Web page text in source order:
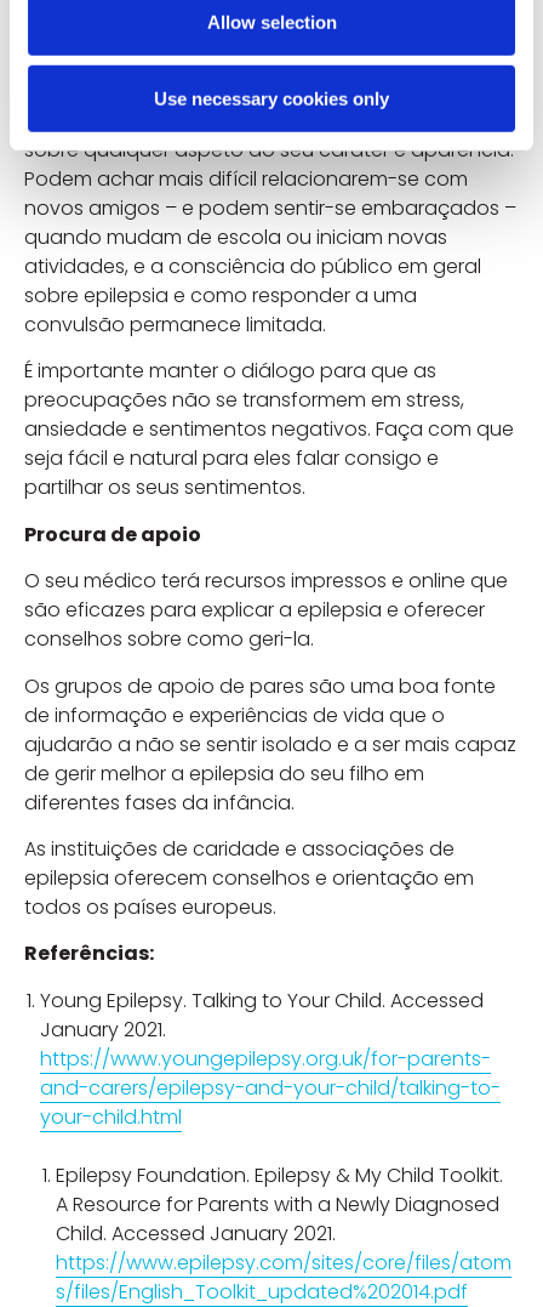
Allow selection
Use necessary cookies only
Adolescência
A adolescência pode ser problemática, uma vez
sobre qualquer aspeto do seu caráter e aparência.
Podem achar mais difícil relacionarem-se com
novos amigos – e podem sentir-se embaraçados –
quando mudam de escola ou iniciam novas
atividades, e a consciência do público em geral
sobre epilepsia e como responder a uma
convulsão permanece limitada.
É importante manter o diálogo para que as
preocupações não se transformem em stress,
ansiedade e sentimentos negativos. Faça com que
seja fácil e natural para eles falar consigo e
partilhar os seus sentimentos.
Procura de apoio
O seu médico terá recursos impressos e online que
são eficazes para explicar a epilepsia e oferecer
conselhos sobre como geri-la.
Os grupos de apoio de pares são uma boa fonte
de informação e experiências de vida que o
ajudarão a não se sentir isolado e a ser mais capaz
de gerir melhor a epilepsia do seu filho em
diferentes fases da infância.
As instituições de caridade e associações de
epilepsia oferecem conselhos e orientação em
todos os países europeus.
Referências:
Young Epilepsy. Talking to Your Child. Accessed
January 2021.
https://www.youngepilepsy.org.uk/for-parents-
and-carers/epilepsy-and-your-child/talking-to-
your-child.html
Epilepsy Foundation. Epilepsy & My Child Toolkit.
A Resource for Parents with a Newly Diagnosed
Child. Accessed January 2021.
https://www.epilepsy.com/sites/core/files/atom
s/files/English_Toolkit_updated%202014.pdf